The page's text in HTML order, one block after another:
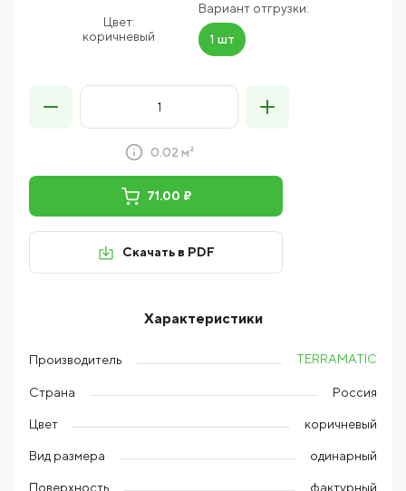
Цвет:
коричневый
Вариант отгрузки:
1 шт
0.02 м²
71.00 ₽
Скачать в PDF
Характеристики
Производитель TERRAMATIC
Страна Россия
Цвет коричневый
Вид размера одинарный
Поверхность фактурный